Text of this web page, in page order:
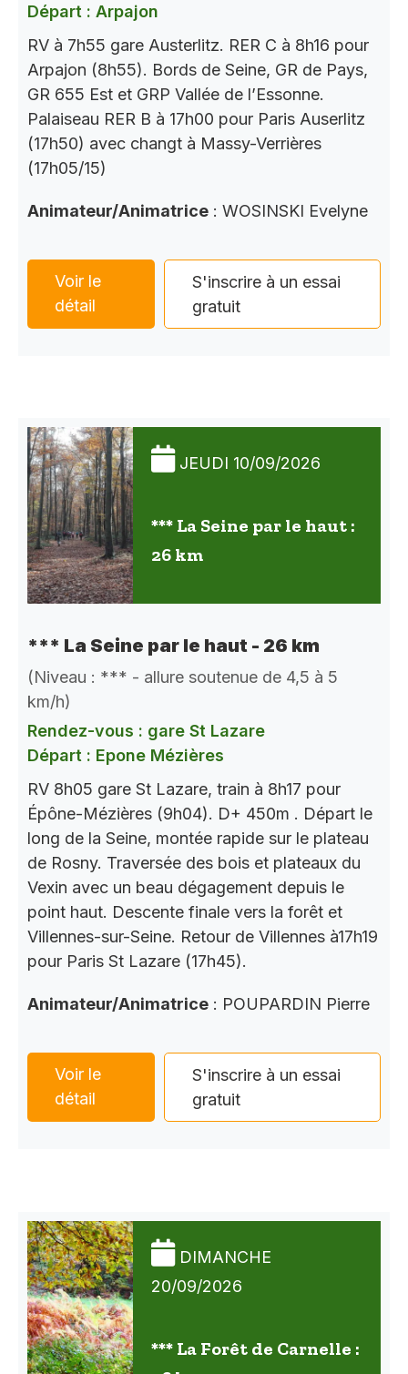
Départ : Arpajon
RV à 7h55 gare Austerlitz. RER C à 8h16 pour
Arpajon (8h55). Bords de Seine, GR de Pays,
GR 655 Est et GRP Vallée de l’Essonne.
Palaiseau RER B à 17h00 pour Paris Auserlitz
(17h50) avec changt à Massy-Verrières
(17h05/15)
Animateur/Animatrice : WOSINSKI Evelyne
Voir le
détail
S'inscrire à un essai
gratuit
JEUDI 10/09/2026
*** La Seine par le haut :
26 km
*** La Seine par le haut - 26 km
(Niveau : *** - allure soutenue de 4,5 à 5
km/h)
Rendez-vous : gare St Lazare
Départ : Epone Mézières
RV 8h05 gare St Lazare, train à 8h17 pour
Épône-Mézières (9h04). D+ 450m . Départ le
long de la Seine, montée rapide sur le plateau
de Rosny. Traversée des bois et plateaux du
Vexin avec un beau dégagement depuis le
point haut. Descente finale vers la forêt et
Villennes-sur-Seine. Retour de Villennes à17h19
pour Paris St Lazare (17h45).
Animateur/Animatrice : POUPARDIN Pierre
Voir le
détail
S'inscrire à un essai
gratuit
DIMANCHE
20/09/2026
*** La Forêt de Carnelle :